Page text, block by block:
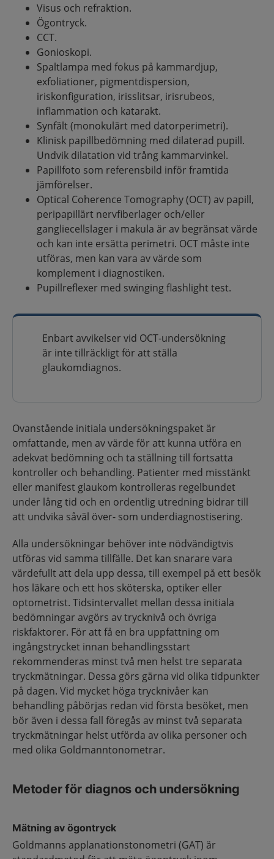
Visus och refraktion.
Ögontryck.
CCT.
Gonioskopi.
Spaltlampa med fokus på kammardjup,
exfoliationer, pigmentdispersion,
iriskonfiguration, irisslitsar, irisrubeos,
inflammation och katarakt.
Synfält (monokulärt med datorperimetri).
Klinisk papillbedömning med dilaterad pupill.
Undvik dilatation vid trång kammarvinkel.
Papillfoto som referensbild inför framtida
jämförelser.
Optical Coherence Tomography (OCT) av papill,
peripapillärt nervfiberlager och/eller
gangliecellslager i makula är av begränsat värde
och kan inte ersätta perimetri. OCT måste inte
utföras, men kan vara av värde som
komplement i diagnostiken.
Pupillreflexer med swinging flashlight test.
Enbart avvikelser vid OCT-undersökning
är inte tillräckligt för att ställa
glaukomdiagnos.
Ovanstående initiala undersökningspaket är
omfattande, men av värde för att kunna utföra en
adekvat bedömning och ta ställning till fortsatta
kontroller och behandling. Patienter med misstänkt
eller manifest glaukom kontrolleras regelbundet
under lång tid och en ordentlig utredning bidrar till
att undvika såväl över- som underdiagnostisering.
Alla undersökningar behöver inte nödvändigtvis
utföras vid samma tillfälle. Det kan snarare vara
värdefullt att dela upp dessa, till exempel på ett besök
hos läkare och ett hos sköterska, optiker eller
optometrist. Tidsintervallet mellan dessa initiala
bedömningar avgörs av trycknivå och övriga
riskfaktorer. För att få en bra uppfattning om
ingångstrycket innan behandlingsstart
rekommenderas minst två men helst tre separata
tryckmätningar. Dessa görs gärna vid olika tidpunkter
på dagen. Vid mycket höga trycknivåer kan
behandling påbörjas redan vid första besöket, men
bör även i dessa fall föregås av minst två separata
tryckmätningar helst utförda av olika personer och
med olika Goldmanntonometrar.
Metoder för diagnos och undersökning
Mätning av ögontryck
Goldmanns applanationstonometri (GAT) är